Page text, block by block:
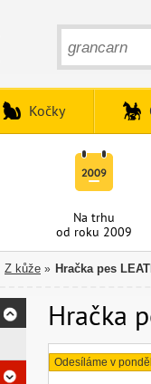
Kočky
Na trhu
od roku 2009
Z kůže » Hračka pes
Hračka
Odesíláme v